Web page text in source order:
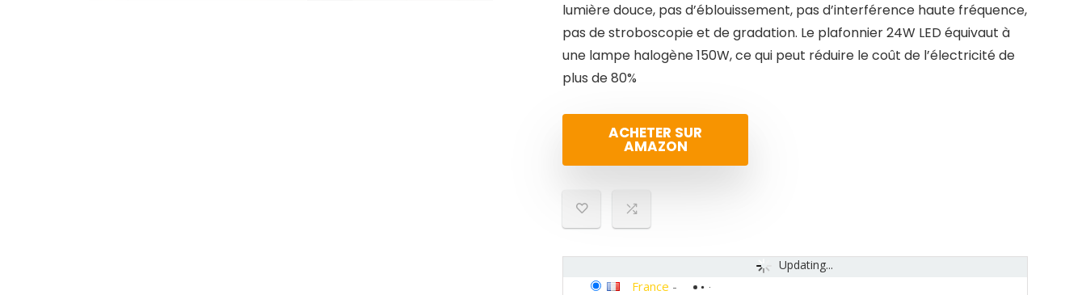
lumière douce, pas d’éblouissement, pas d’interférence haute fréquence,
pas de stroboscopie et de gradation. Le plafonnier 24W LED équivaut à
une lampe halogène 150W, ce qui peut réduire le coût de l’électricité de
plus de 80%
ACHETER SUR
AMAZON
Updating...
France -